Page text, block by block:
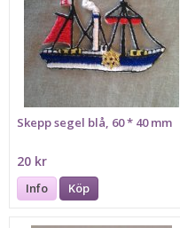
Skepp segel blå, 60 * 40 mm
20 kr
Info Köp